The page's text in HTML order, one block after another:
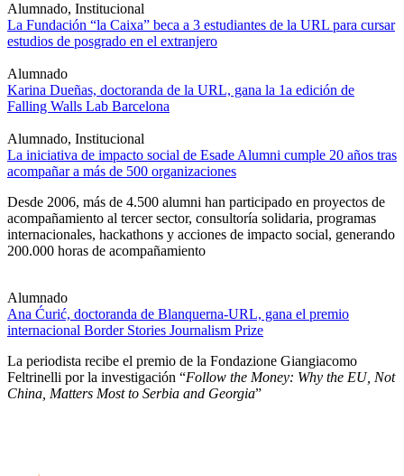
Alumnado, Institucional
La Fundación “la Caixa” beca a 3 estudiantes de la URL para cursar
estudios de posgrado en el extranjero
Alumnado
Karina Dueñas, doctoranda de la URL, gana la 1a edición de
Falling Walls Lab Barcelona
Alumnado, Institucional
La iniciativa de impacto social de Esade Alumni cumple 20 años tras
acompañar a más de 500 organizaciones
Desde 2006, más de 4.500 alumni han participado en proyectos de
acompañamiento al tercer sector, consultoría solidaria, programas
internacionales, hackathons y acciones de impacto social, generando
200.000 horas de acompañamiento
Alumnado
Ana Ćurić, doctoranda de Blanquerna-URL, gana el premio
internacional Border Stories Journalism Prize
La periodista recibe el premio de la Fondazione Giangiacomo
Feltrinelli por la investigación “Follow the Money: Why the EU, Not
China, Matters Most to Serbia and Georgia”